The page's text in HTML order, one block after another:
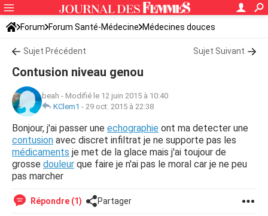
Forum Forum Santé-Médecine Médecines douces
Sujet Précédent Sujet Suivant
Contusion niveau genou
beah - Modifié le 12 juin 2015 à 10:40
KClem1 - 29 oct. 2015 à 22:38
Bonjour, j'ai passer une echographie ont ma detecter une
contusion avec discret infiltrat je ne supporte pas les
médicaments je met de la glace mais j'ai toujour de
grosse douleur que faire je n'ai pas le moral car je ne peu
pas marcher
Répondre (1) Partager